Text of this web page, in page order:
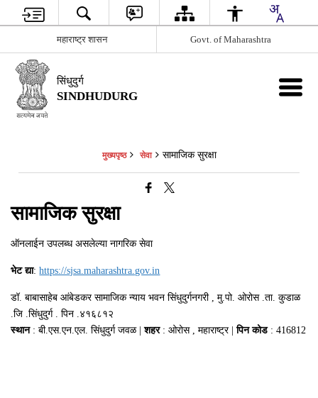
महाराष्ट्र शासन Govt. of Maharashtra
सिंधुदुर्ग
SINDHUDURG
मुख्यपृष्ठ सेवा सामाजिक सुरक्षा
सामाजिक सुरक्षा
ऑनलाईन उपलब्ध असलेल्या नागरिक सेवा
भेट द्या:https://sjsa.maharashtra.gov.in
डॉ. बाबासाहेब आंबेडकर सामाजिक न्याय भवन सिंधुदुर्गनगरी , मु.पो. ओरोस .ता. कुडाळ
.जि .सिंधुदुर्ग . पिन .४१६८१२
स्थान: बी.एस.एन.एल. सिंधुदुर्ग जवळ |शहर: ओरोस , महाराष्ट्र |पिन कोड: 416812